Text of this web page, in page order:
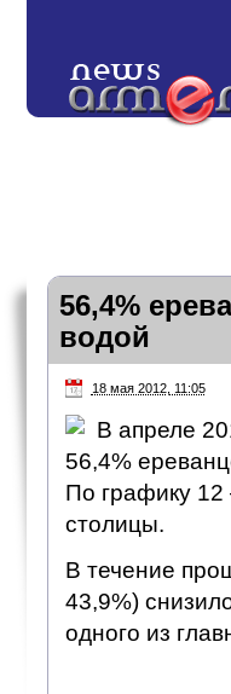
56,4%
водой
18 мая 2012, 11:05
В апреле
56,4%
По графику 12
столицы.
В течение
43,9%)
одного из